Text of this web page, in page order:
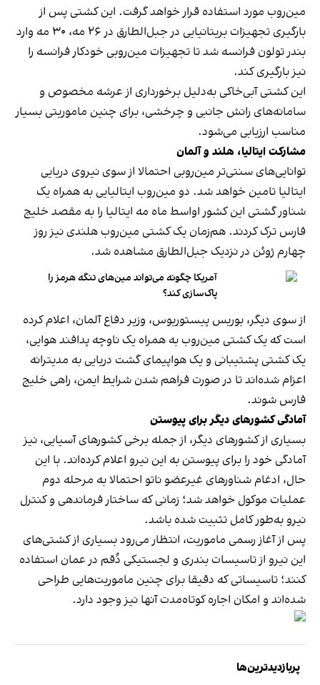
مین‌روب مورد استفاده قرار خواهد گرفت. این کشتی پس از
بارگیری تجهیزات بریتانیایی در جبل‌الطارق در ۲۶ مه، ۳۰ مه وارد
بندر تولون فرانسه شد تا تجهیزات مین‌روبی خودکار فرانسه را
نیز بارگیری کند.
این کشتی آبی‌خاکی به‌دلیل برخورداری از عرشه مخصوص و
سامانه‌های رانش جانبی و چرخشی، برای چنین ماموریتی بسیار
مناسب ارزیابی می‌شود.
مشارکت ایتالیا، هلند و آلمان
توانایی‌های سنتی‌تر مین‌روبی احتمالا از سوی نیروی دریایی
ایتالیا تامین خواهد شد. دو مین‌روب ایتالیایی به همراه یک
شناور گشتی این کشور اواسط ماه مه ایتالیا را به مقصد خلیج
فارس ترک کردند. هم‌زمان یک کشتی مین‌روب هلندی نیز روز
چهارم ژوئن در نزدیک جبل‌الطارق مشاهده شد.
آمریکا چگونه می‌تواند مین‌های تنگه هرمز را
پاک‌سازی کند؟
از سوی دیگر، بوریس پیستوریوس، وزیر دفاع آلمان، اعلام کرده
است که یک کشتی مین‌روب به همراه یک ناوچه پدافند هوایی،
یک کشتی پشتیبانی و یک هواپیمای گشت دریایی به مدیترانه
اعزام شده‌اند تا در صورت فراهم شدن شرایط ایمن، راهی خلیج
فارس شوند.
آمادگی کشورهای دیگر برای پیوستن
بسیاری از کشورهای دیگر، از جمله برخی کشورهای آسیایی، نیز
آمادگی خود را برای پیوستن به این نیرو اعلام کرده‌اند. با این
حال، ادغام شناورهای غیرعضو ناتو احتمالا به مرحله دوم
عملیات موکول خواهد شد؛ زمانی که ساختار فرماندهی و کنترل
نیرو به‌طور کامل تثبیت شده باشد.
پس از آغاز رسمی ماموریت، انتظار می‌رود بسیاری از کشتی‌های
این نیرو از تاسیسات بندری و لجستیکی دُقم در عمان استفاده
کنند؛ تاسیساتی که دقیقا برای چنین ماموریت‌هایی طراحی
شده‌اند و امکان اجاره کوتاه‌مدت آنها نیز وجود دارد.
پربازدیدترین‌ها